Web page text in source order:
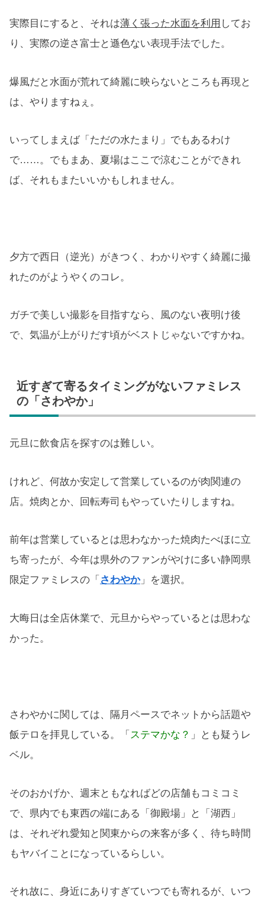
実際目にすると、それは薄く張った水面を利用 してお
り、実際の逆さ富士と遜色ない表現手法でした。
爆風だと水面が荒れて綺麗に映らないところも再現と
は、やりますねぇ。
いってしまえば「ただの水たまり」でもあるわけ
で……。でもまあ、夏場はここで涼むことができれ
ば、それもまたいいかもしれません。
夕方で西日（逆光）がきつく、わかりやすく綺麗に撮
れたのがようやくのコレ。
ガチで美しい撮影を目指すなら、風のない夜明け後
で、気温が上がりだす頃がベストじゃないですかね。
近すぎて寄るタイミングがないファミレス
の「さわやか」
元旦に飲食店を探すのは難しい。
けれど、何故か安定して営業しているのが肉関連の
店。焼肉とか、回転寿司もやっていたりしますね。
前年は営業しているとは思わなかった焼肉たべほに立
ち寄ったが、今年は県外のファンがやけに多い静岡県
限定ファミレスの「 さわやか」を選択。
大晦日は全店休業で、元旦からやっているとは思わな
かった。
さわやかに関しては、隔月ペースでネットから話題や
飯テロを拝見している。「 ステマかな？ 」とも疑うレ
ベル。
そのおかげか、週末ともなればどの店舗もコミコミ
で、県内でも東西の端にある「御殿場」と「湖西」
は、それぞれ愛知と関東からの来客が多く、待ち時間
もヤバイことになっているらしい。
それ故に、身近にありすぎていつでも寄れるが、いつ